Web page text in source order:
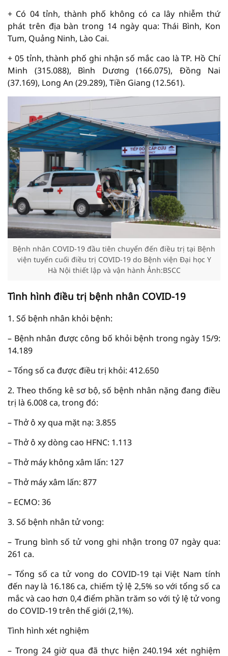
+ Có 04 tỉnh, thành phố không có ca lây nhiễm thứ
phát trên địa bàn trong 14 ngày qua: Thái Bình, Kon
Tum, Quảng Ninh, Lào Cai.
+ 05 tỉnh, thành phố ghi nhận số mắc cao là TP. Hồ Chí
Minh (315.088), Bình Dương (166.075), Đồng Nai
(37.169), Long An (29.289), Tiền Giang (12.561).
Bệnh nhân COVID-19 đầu tiên chuyển đến điều trị tại Bệnh
viện tuyến cuối điều trị COVID-19 do Bệnh viện Đại học Y
Hà Nội thiết lập và vận hành Ảnh:BSCC
Tình hình điều trị bệnh nhân COVID-19
1. Số bệnh nhân khỏi bệnh:
– Bệnh nhân được công bố khỏi bệnh trong ngày 15/9:
14.189
– Tổng số ca được điều trị khỏi: 412.650
2. Theo thống kê sơ bộ, số bệnh nhân nặng đang điều
trị là 6.008 ca, trong đó:
– Thở ô xy qua mặt nạ: 3.855
– Thở ô xy dòng cao HFNC: 1.113
– Thở máy không xâm lấn: 127
– Thở máy xâm lấn: 877
– ECMO: 36
3. Số bệnh nhân tử vong:
– Trung bình số tử vong ghi nhận trong 07 ngày qua:
261 ca.
– Tổng số ca tử vong do COVID-19 tại Việt Nam tính
đến nay là 16.186 ca, chiếm tỷ lệ 2,5% so với tổng số ca
mắc và cao hơn 0,4 điểm phần trăm so với tỷ lệ tử vong
do COVID-19 trên thế giới (2,1%).
Tình hình xét nghiệm
– Trong 24 giờ qua đã thực hiện 240.194 xét nghiệm